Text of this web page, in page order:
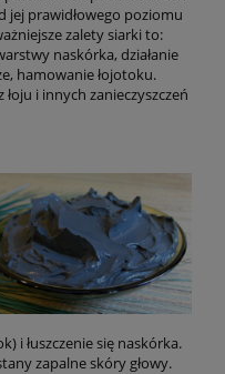
jej prawidłowego poziomu
zalety siarki to:
naskórka, działanie
hamowanie łojotoku.
łoju i innych zanieczyszczeń
i łuszczenie się naskórka.
zapalne skóry głowy.